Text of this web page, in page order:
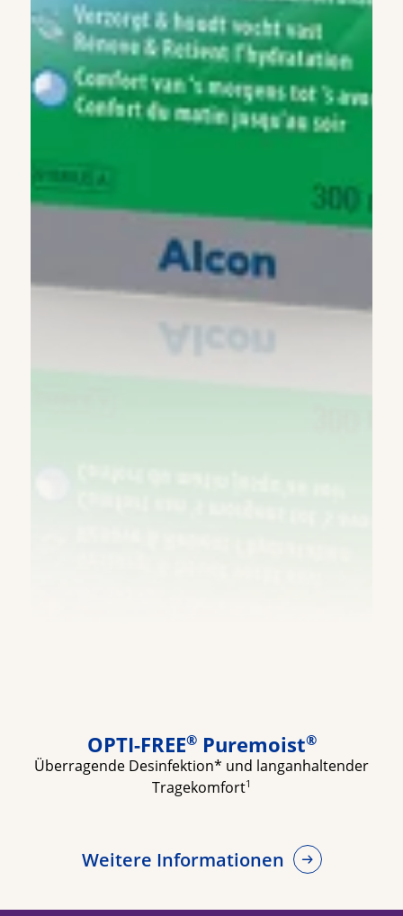
OPTI-FREE® Puremoist®
Überragende Desinfektion* und langanhaltender
Tragekomfort1
Weitere Informationen